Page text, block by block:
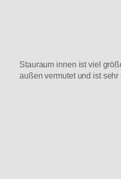
Stauraum innen ist viel
außen vermutet und ist